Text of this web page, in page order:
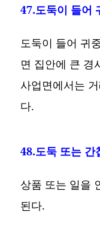
47.도둑이 들어
도둑이 들어 귀
면 집안에 큰 경
사업면에서는
다.
48.도둑 또는 간
상품 또는 일을
된다.